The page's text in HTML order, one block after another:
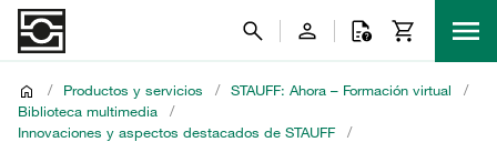
/ Productos y servicios / STAUFF: Ahora – Formación virtual
/
Biblioteca multimedia
/
Innovaciones y aspectos destacados de STAUFF
/